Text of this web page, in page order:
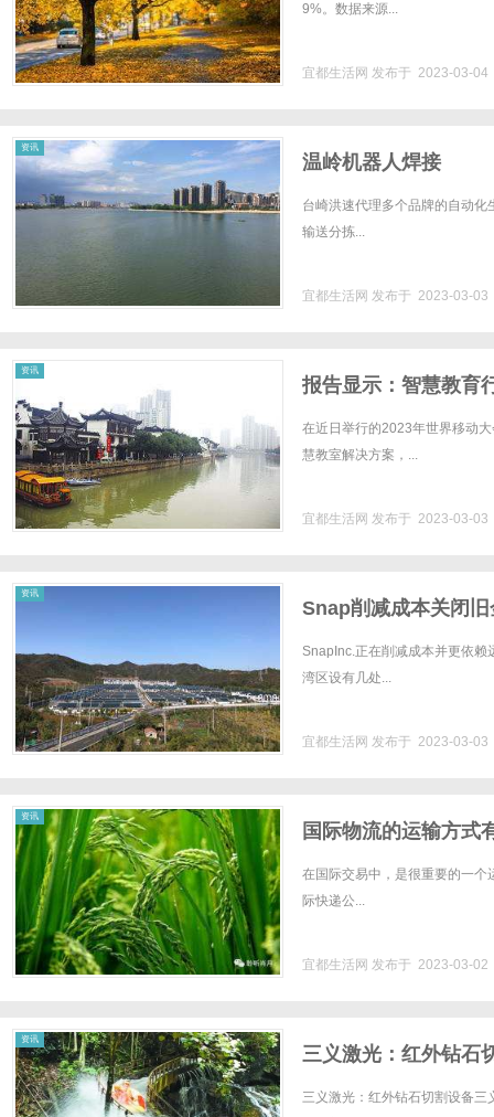
9%。数据来源...
宜都生活网 发布于 2023-03-04
资讯
温岭机器人焊接
台崎洪速代理多个品牌的自动
输送分拣...
宜都生活网 发布于 2023-03-03
资讯
报告显示：智慧教育
在近日举行的2023年世界移动
慧教室解决方案，...
宜都生活网 发布于 2023-03-03
资讯
Snap削减成本关闭
SnapInc.正在削减成本并更依
湾区设有几处...
宜都生活网 发布于 2023-03-03
资讯
国际物流的运输方式
在国际交易中，是很重要的一个
际快递公...
宜都生活网 发布于 2023-03-02
资讯
三义激光：红外钻石
三义激光：红外钻石切割设备